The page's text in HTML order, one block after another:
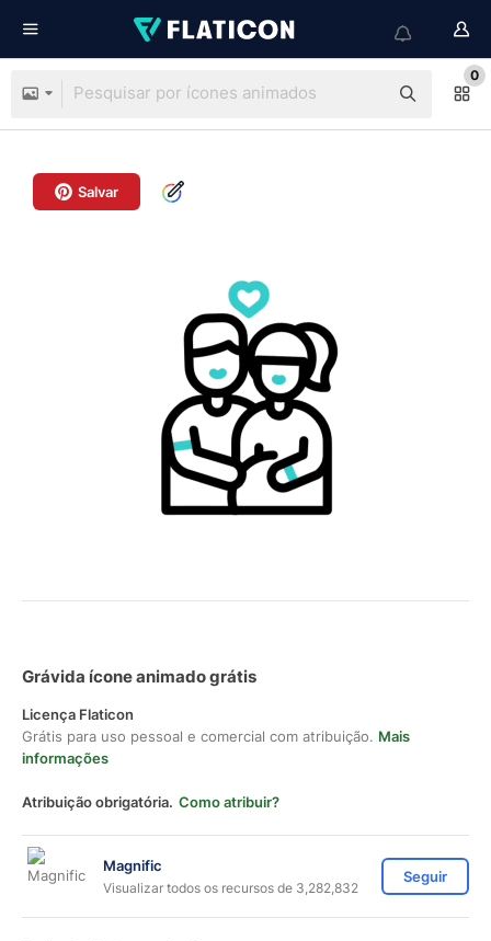
0
Salvar
Grávida ícone animado grátis
Licença Flaticon
Grátis para uso pessoal e comercial com atribuição. Mais
informações
Atribuição obrigatória. Como atribuir?
Magnific
Visualizar todos os recursos de 3,282,832
Seguir